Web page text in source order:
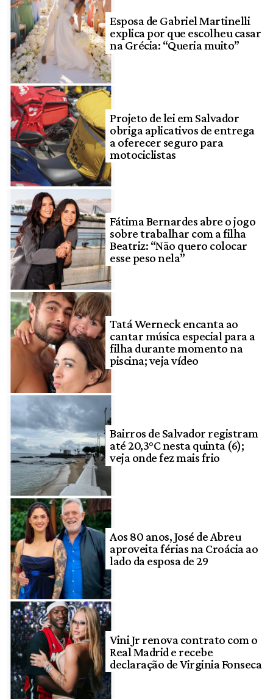
Esposa de Gabriel Martinelli
explica por que escolheu casar
na Grécia: “Queria muito”
Projeto de lei em Salvador
obriga aplicativos de entrega
a oferecer seguro para
motociclistas
Fátima Bernardes abre o jogo
sobre trabalhar com a filha
Beatriz: “Não quero colocar
esse peso nela”
Tatá Werneck encanta ao
cantar música especial para a
filha durante momento na
piscina; veja vídeo
Bairros de Salvador registram
até 20,3°C nesta quinta (6);
veja onde fez mais frio
Aos 80 anos, José de Abreu
aproveita férias na Croácia ao
lado da esposa de 29
Vini Jr renova contrato com o
Real Madrid e recebe
declaração de Virginia Fonseca